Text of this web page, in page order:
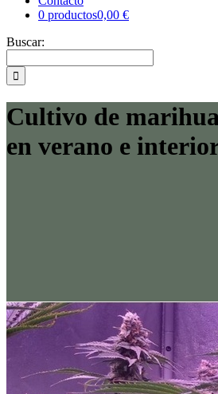
0 productos0,00 €
Buscar:
Cultivo de
en verano e